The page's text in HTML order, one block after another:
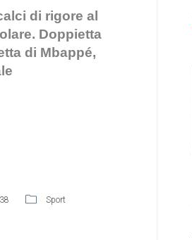
di rigore al
Doppietta
di Mbappé,
Sport